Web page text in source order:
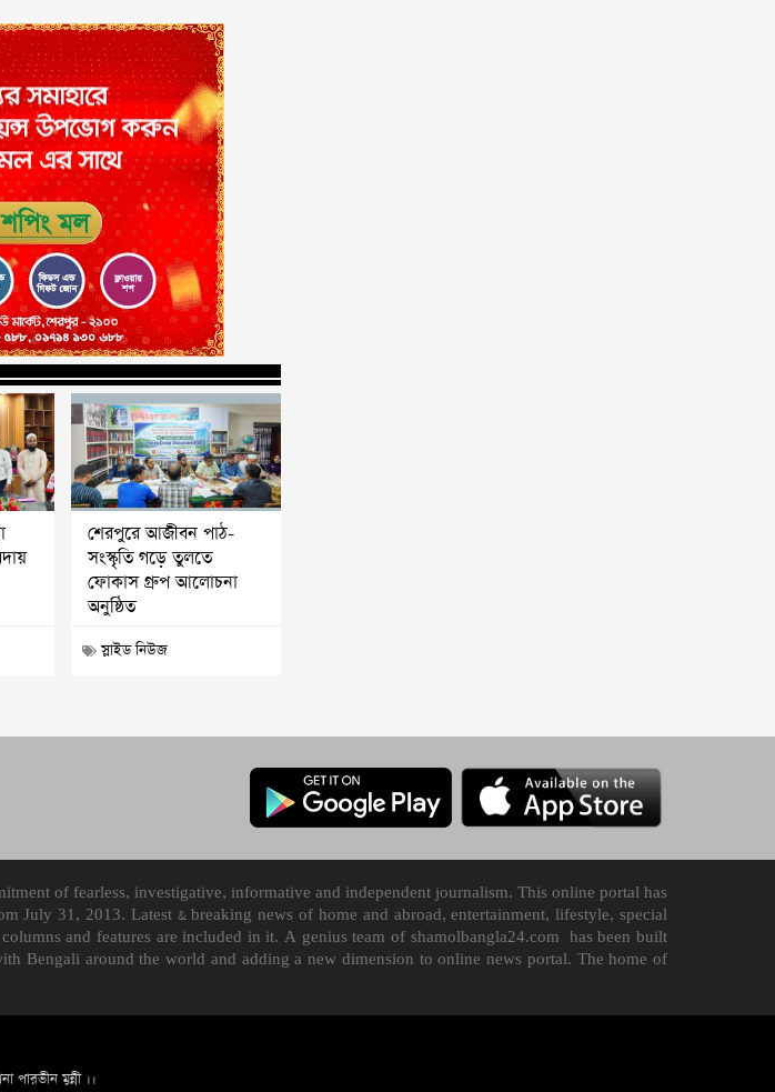
শেরপুরে আজীবন পাঠ-
সংস্কৃতি গড়ে তুলতে
ফোকাস গ্রুপ আলোচনা
অনুষ্ঠিত
স্লাইড নিউজ
of fearless, investigative, informative and independent journalism. This online portal has
July 31, 2013. Latest & breaking news of home and abroad, entertainment, lifestyle, special
and features are included in it. A genius team of shamolbangla24.com has been built
Bengali around the world and adding a new dimension to online news portal. The home of
পারভীন মুন্নী ।।